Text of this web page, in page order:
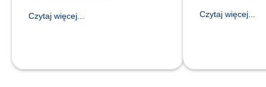
dietę bardziej dostosowaną do
Czytaj więcej...
udziału w tym
Czytaj więcej...